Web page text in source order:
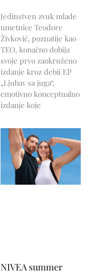
Jedinstven zvuk mlade
umetnice Teodore
Živković, poznatije kao
TEO, konačno dobija
svoje prvo zaokruženo
izdanje kroz debii EP
„Ljubav sa juga“,
emotivno konceptualno
izdanje koje
NIVEA summer